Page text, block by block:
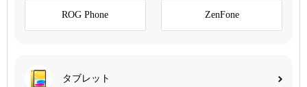
ROG Phone ZenFone
タブレット